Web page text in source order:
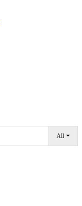
All